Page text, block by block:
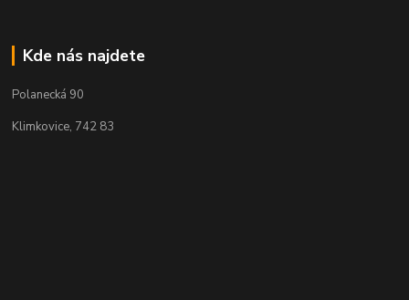
Kde nás najdete
Polanecká 90
Klimkovice, 742 83